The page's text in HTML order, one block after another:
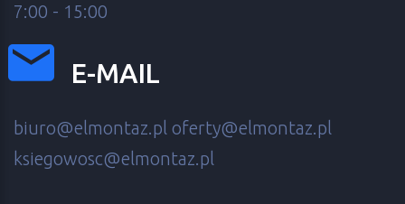
7:00 - 15:00
E-MAIL
biuro@elmontaz.pl oferty@elmontaz.pl
ksiegowosc@elmontaz.pl